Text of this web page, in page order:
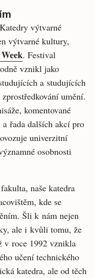
výtvarné
výtvarné kultury,
. Festival
vznikl jako
a studujících
umění.
komentované
řada dalších akcí pro
univerzitní
osobnosti
naše katedra
kde se
Šli k nám nejen
ale i kvůli tomu, že
v roce 1992 vznikla
učení technického
katedra, ale od těch